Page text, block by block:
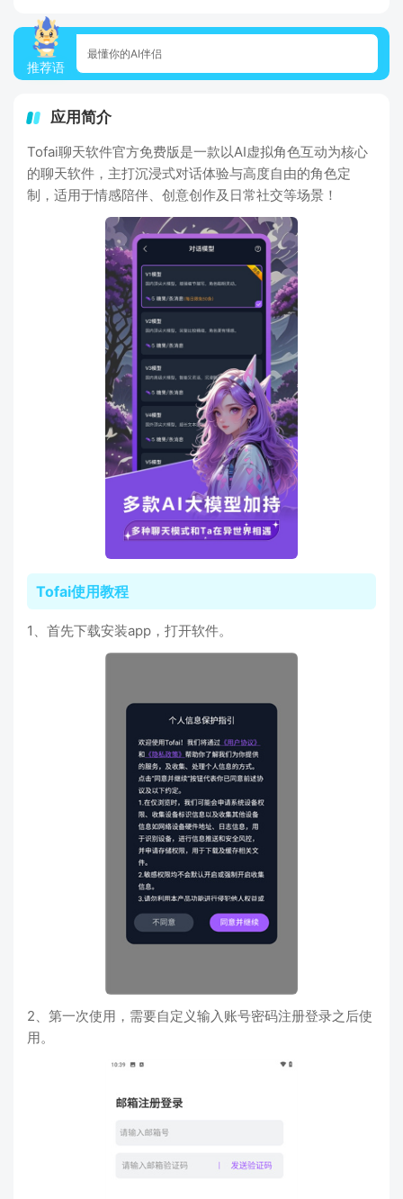
推荐语
最懂你的AI伴侣
应用简介
Tofai聊天软件官方免费版是一款以AI虚拟角色互动为核心
的聊天软件，主打沉浸式对话体验与高度自由的角色定
制，适用于情感陪伴、创意创作及日常社交等场景！
Tofai使用教程
1、首先下载安装app，打开软件。
2、第一次使用，需要自定义输入账号密码注册登录之后使
用。